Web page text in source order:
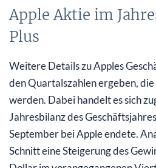
Apple Aktie im
Plus
Weitere Details zu Apples
den Quartalszahlen ergeben,
werden. Dabei handelt es sich
Jahresbilanz des
September bei Apple endete.
Schnitt eine Steigerung des